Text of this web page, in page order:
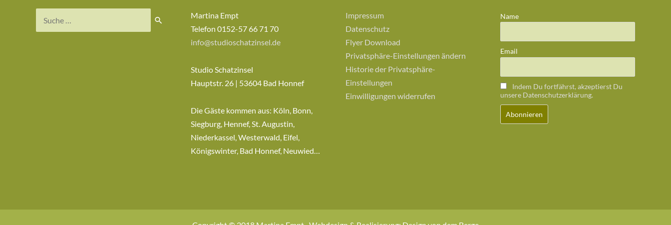
Martina Empt
Telefon 0152-57 66 71 70
info@studioschatzinsel.de
Studio Schatzinsel
Hauptstr. 26 | 53604 Bad Honnef
Die Gäste kommen aus: Köln, Bonn,
Siegburg, Hennef, St. Augustin,
Niederkassel, Westerwald, Eifel,
Königswinter, Bad Honnef, Neuwied…
Impressum
Datenschutz
Flyer Download
Privatsphäre-Einstellungen ändern
Historie der Privatsphäre-
Einstellungen
Einwilligungen widerrufen
Name
Email
Indem Du fortfährst, akzeptierst Du
unsere Datenschutzerklärung.